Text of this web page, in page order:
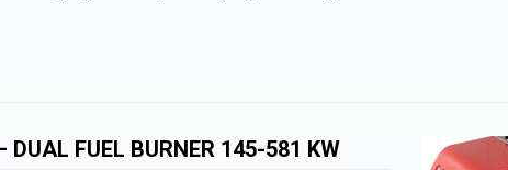
DUAL FUEL BURNER 145-581 KW